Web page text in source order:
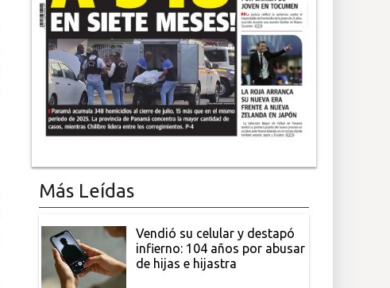
Más Leídas
Vendió su celular y destapó
infierno: 104 años por abusar
de hijas e hijastra